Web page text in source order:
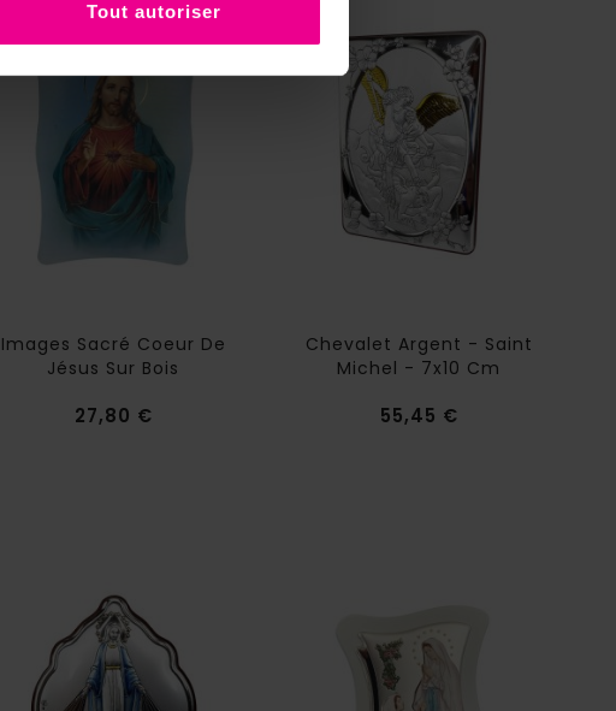
Tout autoriser
Images Sacré Coeur De
Jésus Sur Bois
27,80 €Prix
Chevalet Argent - Saint
Michel - 7x10 Cm
55,45 €Prix